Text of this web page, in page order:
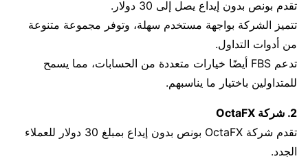
تقدم بونص بدون إيداع يصل إلى 30 دولار.
تتميز الشركة بواجهة مستخدم سهلة، وتوفر مجموعة متنوعة
من أدوات التداول.
تدعم FBS أيضًا خيارات متعددة من الحسابات، مما يسمح
للمتداولين باختيار ما يناسبهم.
2. شركة OctaFX
تقدم شركة OctaFX بونص بدون إيداع بمبلغ 30 دولار للعملاء
الجدد.